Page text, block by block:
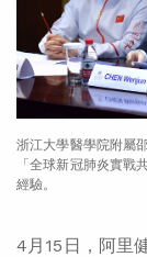
浙江大學醫學院附屬
「全球新冠肺炎實
經驗。
4月15日，阿里